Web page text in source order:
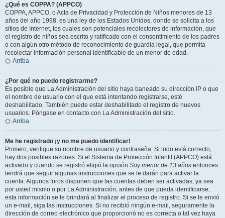
¿Qué es COPPA? (APPCO)
COPPA, APPCO, o Acta de Privacidad y Protección de Niños menores de 13
años del año 1998, es una ley de los Estados Unidos, donde se solicita a los
sitios de Internet, los cuales son potenciales recolectores de información, que
el registro de niños sea escrito y ratificado con el consentimiento de los padres
o con algún otro método de reconocimiento de guardia legal, que permita
recolectar información personal identificable de un menor de edad.
Arriba
¿Por qué no puedo registrarme?
Es posible que La Administración del sitio haya baneado su dirección IP o que
el nombre de usuario con el que está intentando registrarse, esté
deshabilitado. También puede estar deshabilitado el registro de nuevos
usuarios. Póngase en contacto con La Administración del sitio.
Arriba
Me he registrado ¡y no me puedo identificar!
Primero, verifique su nombre de usuario y contraseña. Si todo está correcto,
hay dos posibles razones. Si el Sistema de Protección Infantil (APPCO) está
activado y cuando se registró eligió la opción Soy menor de 13 años entonces
tendrá que seguir algunas instrucciones que se le darán para activar la
cuenta. Algunos foros disponen que las cuentas deben ser activadas, ya sea
por usted mismo o por La Administración, antes de que pueda identificarse;
esta información se le brindará al finalizar el proceso de registro. Si se le envió
un e-mail, siga las instrucciones. Si no recibió ningún e-mail, seguramente la
dirección de correo electrónico que proporcionó no es correcta o tal vez haya